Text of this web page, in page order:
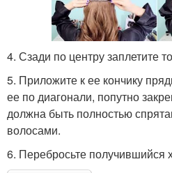
4. Сзади по центру заплетите
5. Приложите к ее кончику
ее по диагонали, попутно
должна быть полностью
волосами.
6. Перебросьте получившийся